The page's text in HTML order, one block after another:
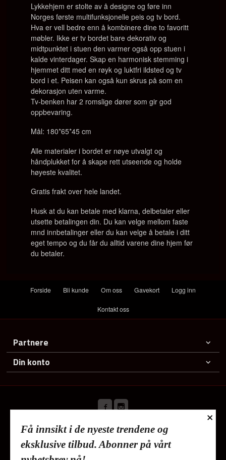
Lykkehjem er stolte av å designe og føre inn
Norges første multifunksjonelle peis og tv bord.
Hva er vell bedre enn å kombinere dine to favoritt
møbler. Ikke er tv bordet bare dekorativ og
midtpunktet i stuen den varmer også opp stuen i
kalde vinterdager. Skap en harmonisk stemming i
hjemmet ditt med en røyk og luktfri ildsted og tv
bord i et. Peisen kan også kun skrus på som en
dekorasjon uten varme.
Tv-benken har 2 romslige dører som gir god
oppbevaring.
Mål: 180*65*45 cm
Alle materialer i bordet er nøye utvalgt og
håndplukket for å skape rett utseende og holde
høyeste kvalitet.
Gratis frakt over hele landet.
Husk at du kan betale med klarna, delbetaler eller
utsette betalingen din. Du kan velge mellom faste
mnd innbetalinger eller du kan velge å betale i ditt
eget tempo og du får du alltid varene dine hjem før
du betaler.
Forside Bli kunde Om oss Gavekort Logg inn
Kontakt oss
Partnere
Din konto
Frakt Kjøpsbetingelser
Sikkerhet og personvern
Nyhetsbrev
×
Få innsikt i de nyeste trendene og
eksklusive tilbud. Abonner på vårt